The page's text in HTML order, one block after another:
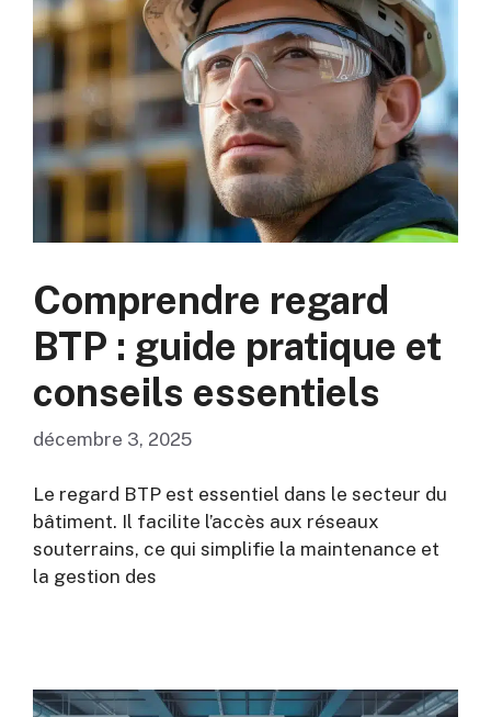
Comprendre regard
BTP : guide pratique et
conseils essentiels
décembre 3, 2025
Le regard BTP est essentiel dans le secteur du
bâtiment. Il facilite l’accès aux réseaux
souterrains, ce qui simplifie la maintenance et
la gestion des